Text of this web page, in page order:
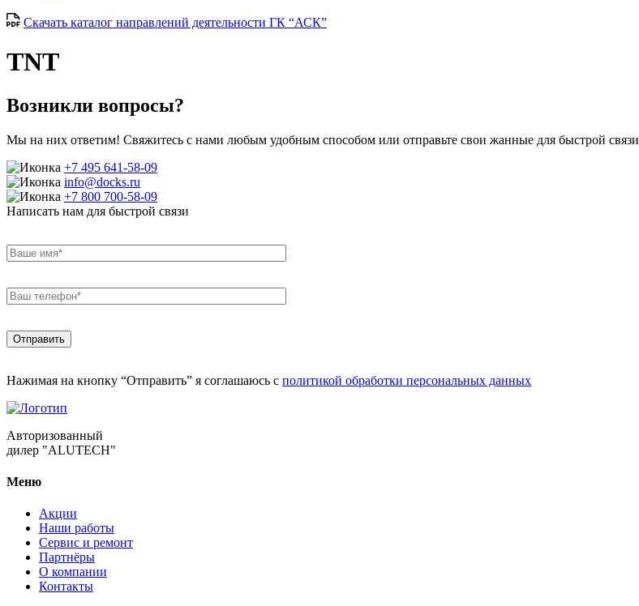
Скачать каталог направлений деятельности ГК “АСК”
TNT
Возникли вопросы?
Мы на них ответим! Свяжитесь с нами любым удобным способом или отправьте свои жанные для быстрой связи
+7 495 641-58-09
info@docks.ru
+7 800 700-58-09
Написать нам для быстрой связи
Нажимая на кнопку “Отправить” я соглашаюсь с политикой обработки персональных данных
Авторизованный
дилер "ALUTECH"
Меню
Акции
Наши работы
Сервис и ремонт
Партнёры
О компании
Контакты